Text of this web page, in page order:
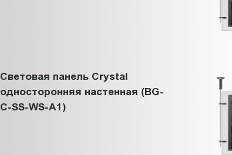
Световая панель Crystal
односторонняя настенная (BG-
C-SS-WS-A1)